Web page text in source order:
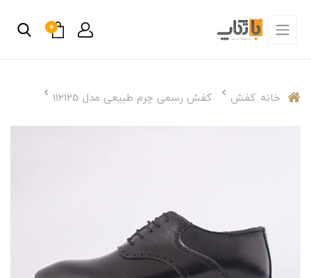
0
خانه کفش کفش رسمی چرم طبیعی مدل 112125